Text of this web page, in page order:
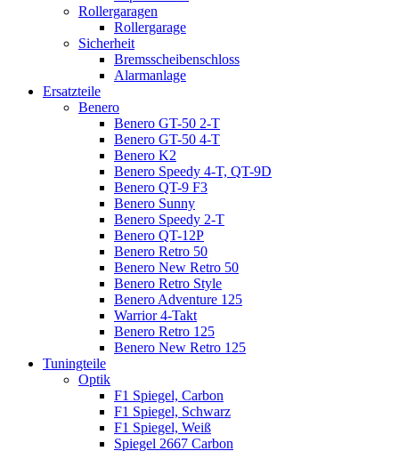
Rollergaragen
Rollergarage
Sicherheit
Bremsscheibenschloss
Alarmanlage
Ersatzteile
Benero
Benero GT-50 2-T
Benero GT-50 4-T
Benero K2
Benero Speedy 4-T, QT-9D
Benero QT-9 F3
Benero Sunny
Benero Speedy 2-T
Benero QT-12P
Benero Retro 50
Benero New Retro 50
Benero Retro Style
Benero Adventure 125
Warrior 4-Takt
Benero Retro 125
Benero New Retro 125
Tuningteile
Optik
F1 Spiegel, Carbon
F1 Spiegel, Schwarz
F1 Spiegel, Weiß
Spiegel 2667 Carbon